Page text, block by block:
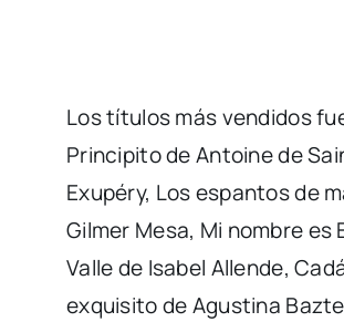
Los títulos más vendidos
Principito de Antoine de
Exupéry, Los espantos de
Gilmer Mesa, Mi nombre es
Valle de Isabel Allende,
exquisito de Agustina